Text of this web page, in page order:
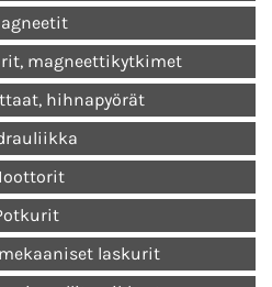
magneettikytkimet
hihnapyörät
laskurit